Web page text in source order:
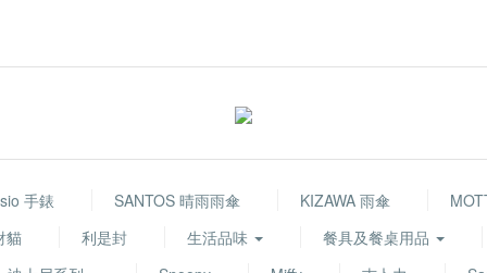
手錶 SANTOS 晴雨雨傘 KIZAWA 雨傘
貓
利是封 生活品味
餐具及餐桌用品